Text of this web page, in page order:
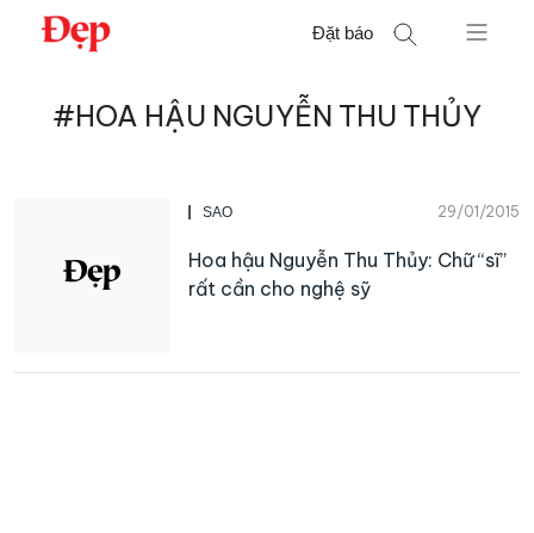
Chuyển
Đặt báo
kiếm
#HOA HẬU NGUYỄN THU THỦY
SAO 29/01/2015
Hoa hậu Nguyễn Thu Thủy: Chữ “sĩ”
rất cần cho nghệ sỹ